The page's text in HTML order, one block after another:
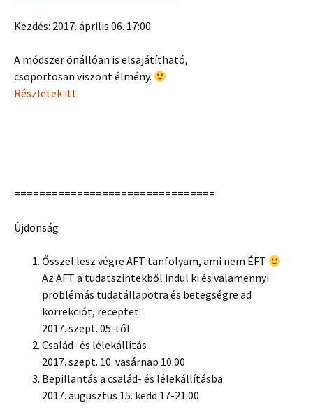
Kezdés: 2017. április 06. 17:00
A módszer önállóan is elsajátítható,
csoportosan viszont élmény.
Részletek itt.
================================
Újdonság
Ősszel lesz végre AFT tanfolyam, ami nem ÉFT
Az AFT a tudatszintekből indul ki és valamennyi
problémás tudatállapotra és betegségre ad
korrekciót, receptet.
2017. szept. 05-től
Család- és lélekállítás
2017. szept. 10. vasárnap 10:00
Bepillantás a család- és lélekállításba
2017. augusztus 15. kedd 17-21:00